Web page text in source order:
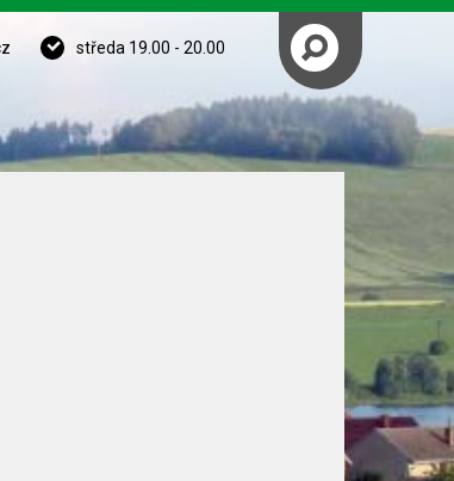
středa 19.00 - 20.00